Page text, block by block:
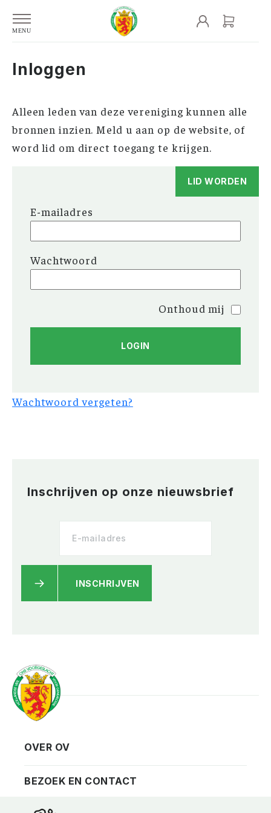
Inloggen
Alleen leden van deze vereniging kunnen alle
bronnen inzien. Meld u aan op de website, of
word lid om direct toegang te krijgen.
LID WORDEN
E-mailadres
Wachtwoord
Onthoud mij
Wachtwoord vergeten?
Inschrijven op onze nieuwsbrief
INSCHRIJVEN
Vereniging
Privacy
Contact
Bezoekadres
OVER OV
BEZOEK EN CONTACT